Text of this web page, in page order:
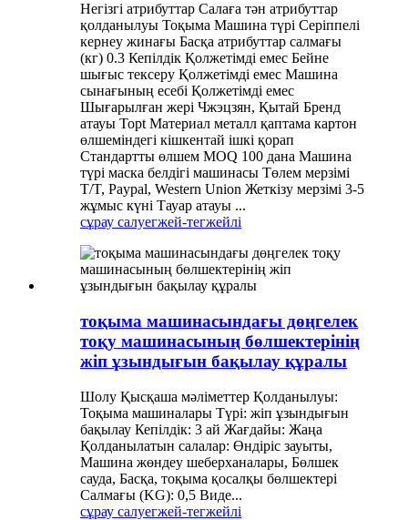
Негізгі атрибуттар Салаға тән атрибуттар
қолданылуы Тоқыма Машина түрі Серіппелі
кернеу жинағы Басқа атрибуттар салмағы
(кг) 0.3 Кепілдік Қолжетімді емес Бейне
шығыс тексеру Қолжетімді емес Машина
сынағының есебі Қолжетімді емес
Шығарылған жері Чжэцзян, Қытай Бренд
атауы Topt Материал металл қаптама картон
өлшеміндегі кішкентай ішкі қорап
Стандартты өлшем MOQ 100 дана Машина
түрі маска белдігі машинасы Төлем мерзімі
T/T, Paypal, Western Union Жеткізу мерзімі 3-5
жұмыс күні Тауар атауы ...
сұрау салуегжей-тегжейлі
тоқыма машинасындағы дөңгелек
тоқу машинасының бөлшектерінің
жіп ұзындығын бақылау құралы
Шолу Қысқаша мәліметтер Қолданылуы:
Тоқыма машиналары Түрі: жіп ұзындығын
бақылау Кепілдік: 3 ай Жағдайы: Жаңа
Қолданылатын салалар: Өндіріс зауыты,
Машина жөндеу шеберханалары, Бөлшек
сауда, Басқа, тоқыма қосалқы бөлшектері
Салмағы (KG): 0,5 Виде...
сұрау салуегжей-тегжейлі